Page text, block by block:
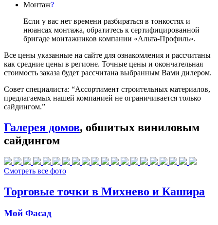
Монтаж?
Если у вас нет времени разбираться в тонкостях и
нюансах монтажа, обратитесь к сертифицированной
бригаде монтажников компании «Альта-Профиль».
Все цены указанные на сайте для ознакомления и рассчитаны
как средние цены в регионе. Точные цены и окончательная
стоимость заказа будет рассчитана выбранным Вами дилером.
Совет специалиста: “Ассортимент строительных материалов,
предлагаемых нашей компанией не ограничивается только
сайдингом.”
Галерея домов, обшитых виниловым
сайдингом
Смотреть все фото
Торговые точки в Михнево и Кашира
Мой Фасад